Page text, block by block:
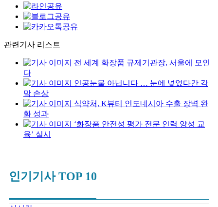
관련기사 리스트
전 세계 화장품 규제기관장, 서울에 모인
다
인공눈물 아닙니다 … 눈에 넣었다간 각
막 손상
식약처, K뷰티 인도네시아 수출 장벽 완
화 성과
‘화장품 안전성 평가 전문 인력 양성 교
육’ 실시
인기기사 TOP 10